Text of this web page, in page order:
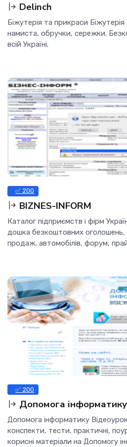
Delinch
Біжутерія та прикраси
намиста, обручки, сережки.
всій Україні.
✅ 200
BIZNES-INFORM
Каталог підприємств і фірм
дошка безкоштовних оголошень,
продаж, автомобілів, форум,
✅ 200
Допомога інформатику
Допомога інформатику
конспекти, тести, практичні,
корисні матеріали на Допомогу